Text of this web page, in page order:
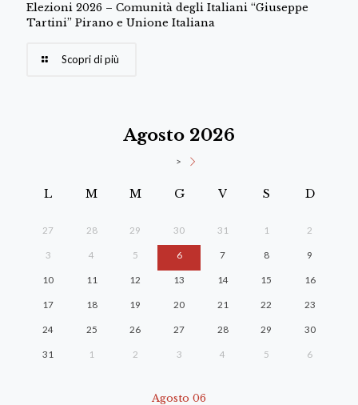
Elezioni 2026 – Comunità degli Italiani “Giuseppe
Tartini” Pirano e Unione Italiana
Scopri di più
Agosto 2026
>
L M M G V S D
27 28 29 30 31 1 2
3 4 5 6 7 8 9
10 11 12 13 14 15 16
17 18 19 20 21 22 23
24 25 26 27 28 29 30
31 1 2 3 4 5 6
Agosto 06